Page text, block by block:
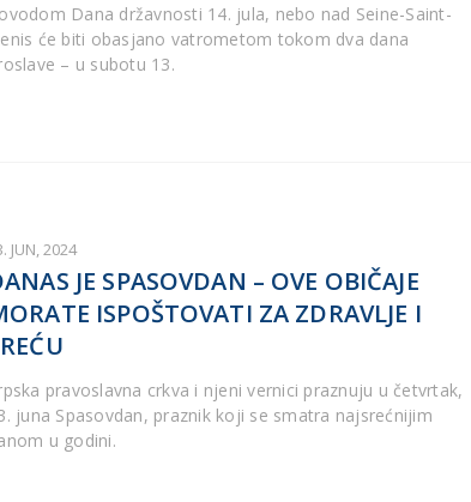
Dana državnosti 14. jula, nebo nad Seine-Saint-
će biti obasjano vatrometom tokom dva dana
– u subotu 13.
JUN, 2024
JE SPASOVDAN – OVE OBIČAJE
ISPOŠTOVATI ZA ZDRAVLJE I
pravoslavna crkva i njeni vernici praznuju u četvrtak,
juna Spasovdan, praznik koji se smatra najsrećnijim
u godini.